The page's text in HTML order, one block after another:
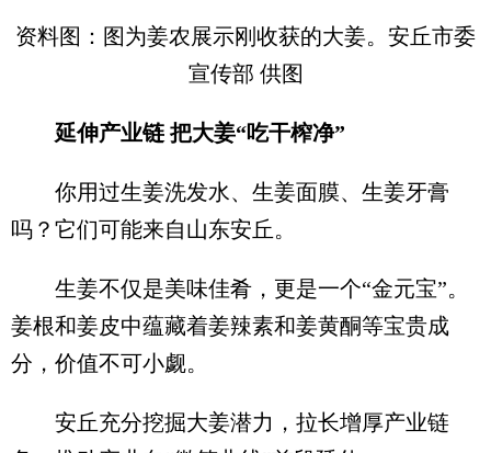
资料图：图为姜农展示刚收获的大姜。安丘市委
宣传部 供图
延伸产业链 把大姜“吃干榨净”
你用过生姜洗发水、生姜面膜、生姜牙膏
吗？它们可能来自山东安丘。
生姜不仅是美味佳肴，更是一个“金元宝”。
姜根和姜皮中蕴藏着姜辣素和姜黄酮等宝贵成
分，价值不可小觑。
安丘充分挖掘大姜潜力，拉长增厚产业链